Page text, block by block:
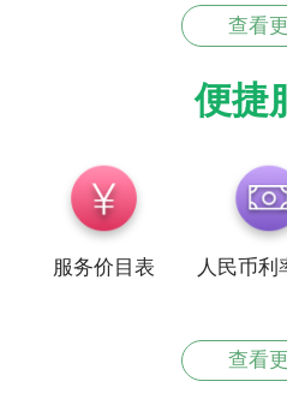
查看
便捷
服务价目表 人民币利
查看